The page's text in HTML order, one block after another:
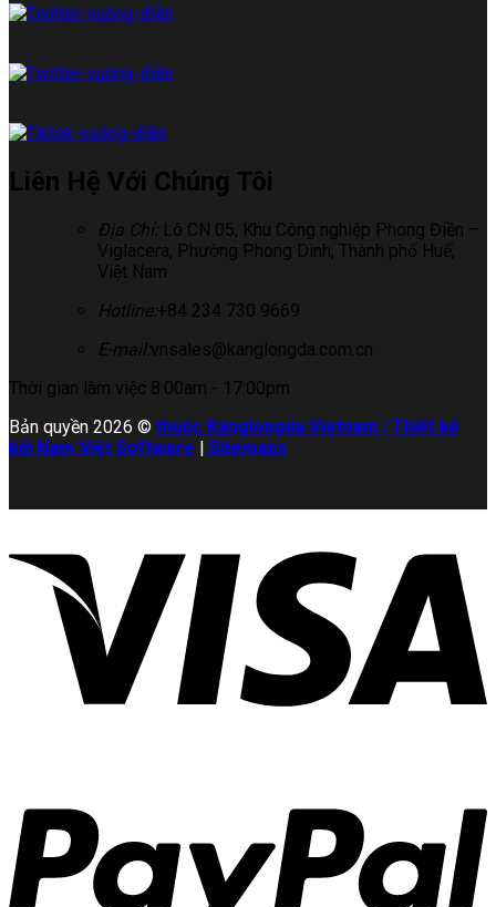
Liên Hệ Với Chúng Tôi
Địa Chỉ: Lô CN 05, Khu Công nghiệp Phong Điền –
Viglacera, Phường Phong Dinh, Thành phố Huế,
Việt Nam
Hotline:+84 234 730 9669
E-mail:vnsales@kanglongda.com.cn
Thời gian làm việc 8:00am - 17:00pm
Bản quyền 2026 © thuộc Kanglongda Vietnam | Thiết kế
bởi Nam Việt Software | Sitemaps